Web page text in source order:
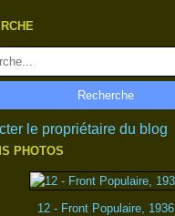
le propriétaire du blog
PHOTOS
12 - Front Populaire, 1936